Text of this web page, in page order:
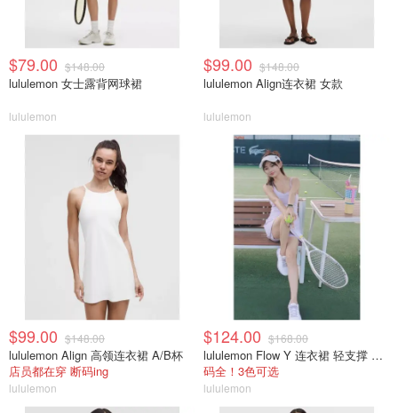
$79.00 $148.00
lululemon 女士露背网球裙
lululemon
$99.00 $148.00
lululemon Align连衣裙 女款
lululemon
$99.00 $148.00
lululemon Align 高领连衣裙 A/B杯
店员都在穿 断码ing
lululemon
$124.00 $168.00
lululemon Flow Y 连衣裙 轻支撑 B/C杯
码全！3色可选
lululemon